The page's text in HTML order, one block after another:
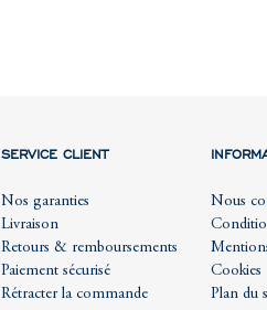
SERVICE CLIENT
Nos garanties
Livraison
Retours & remboursements
Paiement sécurisé
Rétracter la commande
Nous
Cookies
Plan du